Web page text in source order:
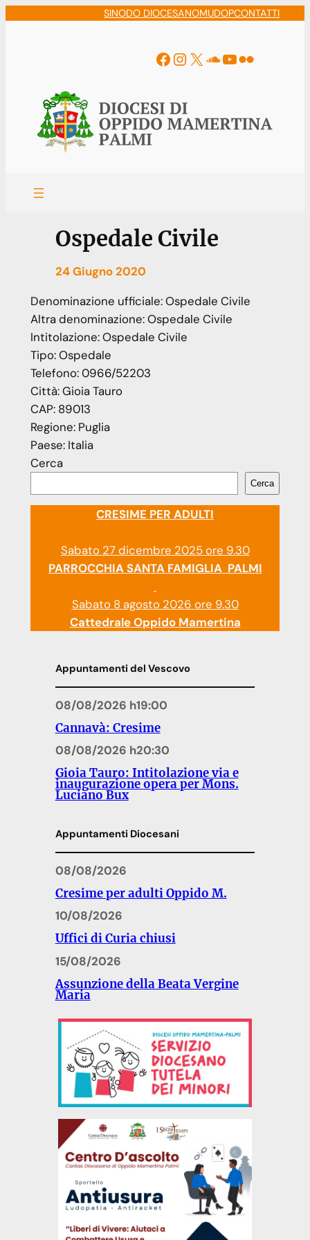
SINODO DIOCESANOMUDOPCONTATTI
Facebook
Instagram
X Soundcloud
YouTube
Flickr
Ospedale Civile
24 Giugno 2020
Denominazione ufficiale:Ospedale Civile
Altra denominazione:Ospedale Civile
Intitolazione:Ospedale Civile
Tipo:Ospedale
Telefono:0966/52203
Città:Gioia Tauro
CAP: 89013
Regione: Puglia
Paese: Italia
Cerca
Cerca
CRESIME PER ADULTI
Sabato 27 dicembre 2025 ore 9.30
PARROCCHIA SANTA FAMIGLIA PALMI
Sabato 8 agosto 2026 ore 9.30
Cattedrale Oppido Mamertina
Appuntamenti del Vescovo
08/08/2026 h19:00
Cannavà: Cresime
08/08/2026 h20:30
Gioia Tauro: Intitolazione via e
inaugurazione opera per Mons.
Luciano Bux
Appuntamenti Diocesani
08/08/2026
Cresime per adulti Oppido M.
10/08/2026
Uffici di Curia chiusi
15/08/2026
Assunzione della Beata Vergine
Maria